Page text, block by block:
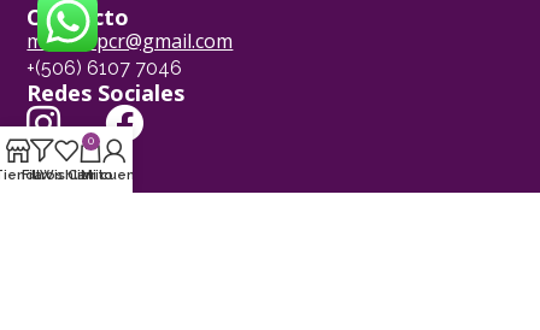
Contacto
mwlshopcr@gmail.com
+(506) 6107 7046
Redes Sociales
[yvLogo]
FiltrosWishlist
0
Carrito
Mi cuenta